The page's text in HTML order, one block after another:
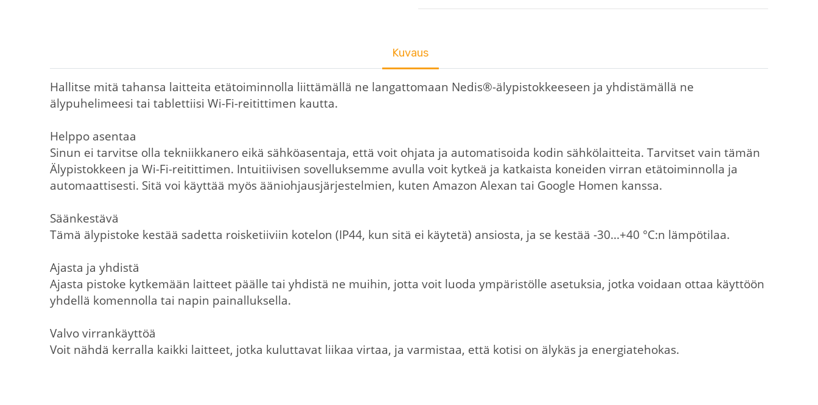
Kuvaus
Hallitse mitä tahansa laitteita etätoiminnolla liittämällä ne langattomaan Nedis®-älypistokkeeseen ja yhdistämällä ne
älypuhelimeesi tai tablettiisi Wi-Fi-reitittimen kautta.
Helppo asentaa
Sinun ei tarvitse olla tekniikkanero eikä sähköasentaja, että voit ohjata ja automatisoida kodin sähkölaitteita. Tarvitset vain tämän
Älypistokkeen ja Wi-Fi-reitittimen. Intuitiivisen sovelluksemme avulla voit kytkeä ja katkaista koneiden virran etätoiminnolla ja
automaattisesti. Sitä voi käyttää myös ääniohjausjärjestelmien, kuten Amazon Alexan tai Google Homen kanssa.
Säänkestävä
Tämä älypistoke kestää sadetta roisketiiviin kotelon (IP44, kun sitä ei käytetä) ansiosta, ja se kestää -30...+40 °C:n lämpötilaa.
Ajasta ja yhdistä
Ajasta pistoke kytkemään laitteet päälle tai yhdistä ne muihin, jotta voit luoda ympäristölle asetuksia, jotka voidaan ottaa käyttöön
yhdellä komennolla tai napin painalluksella.
Valvo virrankäyttöä
Voit nähdä kerralla kaikki laitteet, jotka kuluttavat liikaa virtaa, ja varmistaa, että kotisi on älykäs ja energiatehokas.